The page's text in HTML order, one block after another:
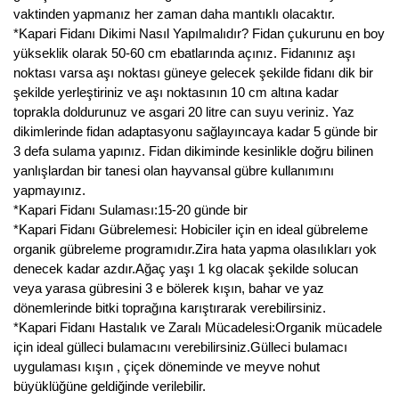
vaktinden yapmanız her zaman daha mantıklı olacaktır.
*Kapari Fidanı Dikimi Nasıl Yapılmalıdır? Fidan çukurunu en boy
yükseklik olarak 50-60 cm ebatlarında açınız. Fidanınız aşı
noktası varsa aşı noktası güneye gelecek şekilde fidanı dik bir
şekilde yerleştiriniz ve aşı noktasının 10 cm altına kadar
toprakla doldurunuz ve asgari 20 litre can suyu veriniz. Yaz
dikimlerinde fidan adaptasyonu sağlayıncaya kadar 5 günde bir
3 defa sulama yapınız. Fidan dikiminde kesinlikle doğru bilinen
yanlışlardan bir tanesi olan hayvansal gübre kullanımını
yapmayınız.
*Kapari Fidanı Sulaması:15-20 günde bir
*Kapari Fidanı Gübrelemesi: Hobiciler için en ideal gübreleme
organik gübreleme programıdır.Zira hata yapma olasılıkları yok
denecek kadar azdır.Ağaç yaşı 1 kg olacak şekilde solucan
veya yarasa gübresini 3 e bölerek kışın, bahar ve yaz
dönemlerinde bitki toprağına karıştırarak verebilirsiniz.
*Kapari Fidanı Hastalık ve Zaralı Mücadelesi:Organik mücadele
için ideal gülleci bulamacını verebilirsiniz.Gülleci bulamacı
uygulaması kışın , çiçek döneminde ve meyve nohut
büyüklüğüne geldiğinde verilebilir.